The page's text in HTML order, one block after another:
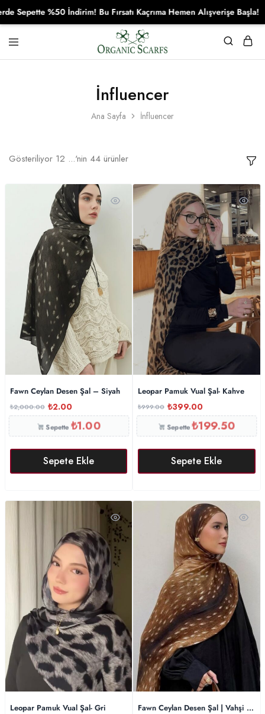
Organikscarf
Ana Sayfa İnfluencer
İnfluencer
Gösteriliyor 12 ...'nin 44 ürünler
Fawn Ceylan Desen Şal – Siyah
₺2,000.00 ₺2.00
Sepette ₺1.00
Sepete Ekle
Leopar Pamuk Vual Şal- Kahve
₺999.00 ₺399.00
Sepette₺199.50
Sepete Ekle
Leopar Pamuk Vual Şal- Gri Fawn Ceylan Desen Şal | Vahşi
%50 İndirim! Bu Fırsatı Kaçrıma Hemen Alışverişe Başla!